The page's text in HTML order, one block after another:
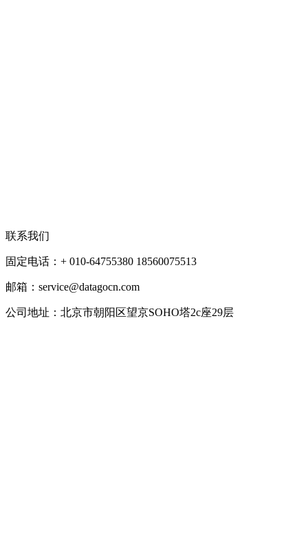
联系我们
固定电话：+ 010-64755380 18560075513
邮箱：service@datagocn.com
公司地址：北京市朝阳区望京SOHO塔2c座29层